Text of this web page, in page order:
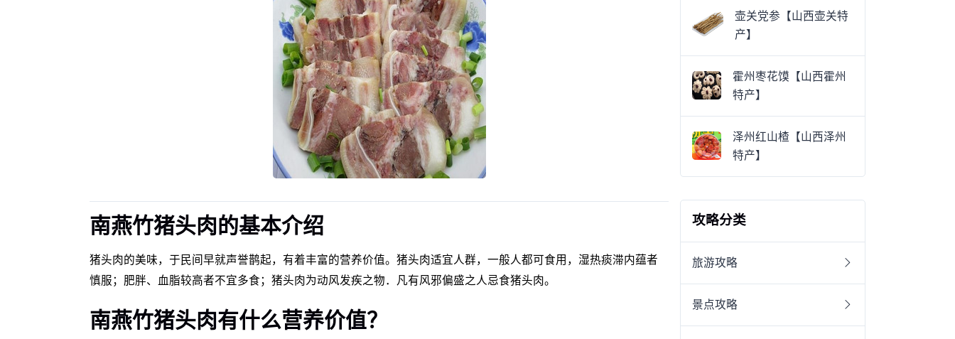
南燕竹猪头肉的基本介绍
猪头肉的美味，于民间早就声誉鹊起，有着丰富的营养价值。猪头肉适宜人群，一般人都可食用，湿热痰滞内蕴者
慎服；肥胖、血脂较高者不宜多食；猪头肉为动风发疾之物．凡有风邪偏盛之人忌食猪头肉。
南燕竹猪头肉有什么营养价值？
壶关党参【山西壶关特
产】
霍州枣花馍【山西霍州
特产】
泽州红山楂【山西泽州
特产】
攻略分类
旅游攻略
景点攻略